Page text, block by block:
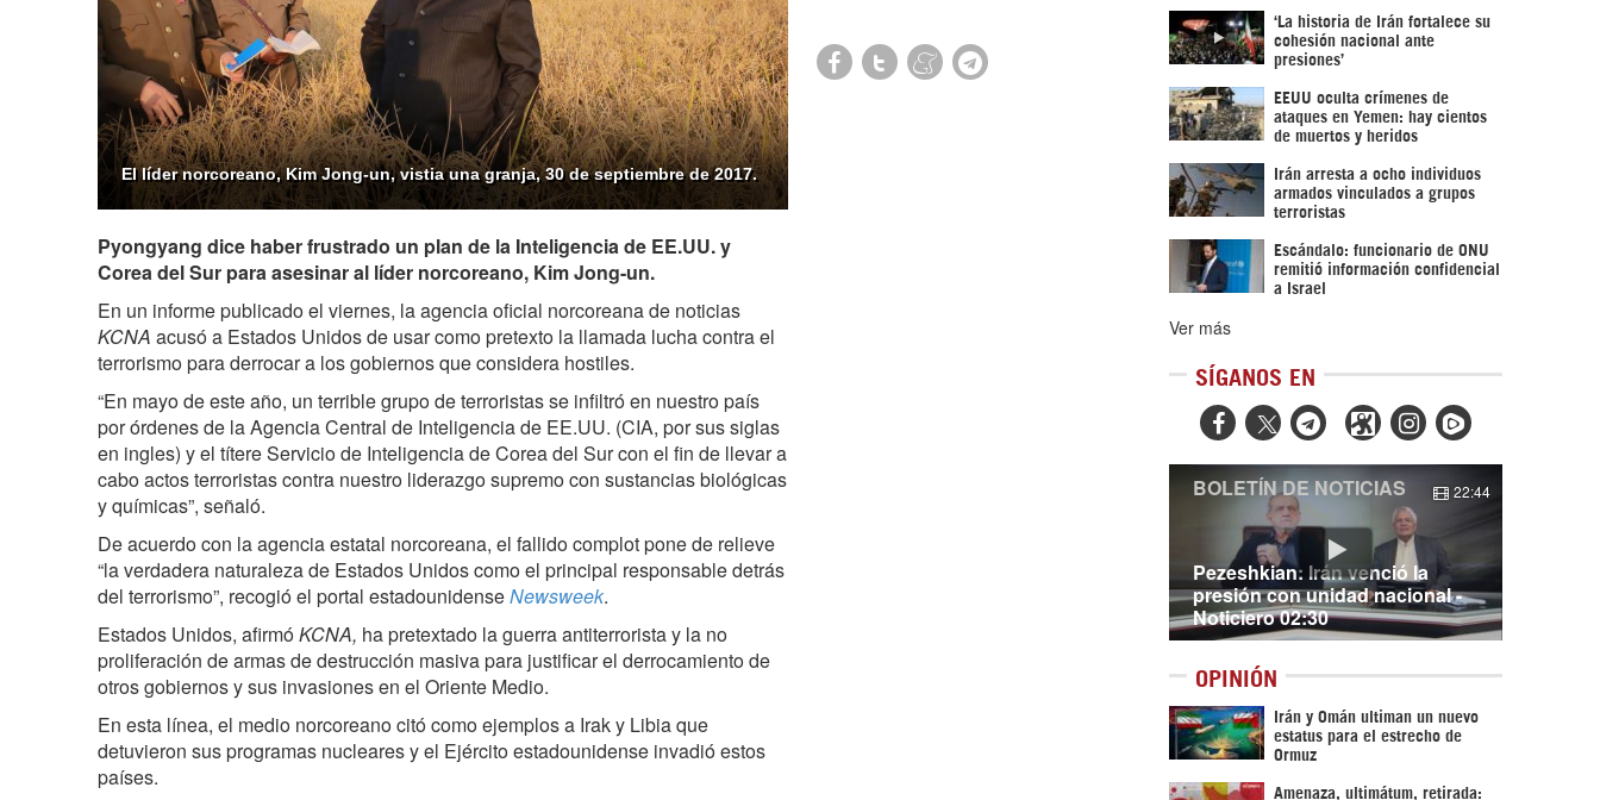
El líder norcoreano, Kim Jong-un, vistia una granja, 30 de septiembre de 2017.
Pyongyang dice haber frustrado un plan de la Inteligencia de EE.UU. y
Corea del Sur para asesinar al líder norcoreano, Kim Jong-un.
En un informe publicado el viernes, la agencia oficial norcoreana de noticias
KCNA acusó a Estados Unidos de usar como pretexto la llamada lucha contra el
terrorismo para derrocar a los gobiernos que considera hostiles.
“En mayo de este año, un terrible grupo de terroristas se infiltró en nuestro país
por órdenes de la Agencia Central de Inteligencia de EE.UU. (CIA, por sus siglas
en ingles) y el títere Servicio de Inteligencia de Corea del Sur con el fin de llevar a
cabo actos terroristas contra nuestro liderazgo supremo con sustancias biológicas
y químicas”, señaló.
De acuerdo con la agencia estatal norcoreana, el fallido complot pone de relieve
“la verdadera naturaleza de Estados Unidos como el principal responsable detrás
del terrorismo”, recogió el portal estadounidenseNewsweek.
Estados Unidos, afirmóKCNA, ha pretextado la guerra antiterrorista y la no
proliferación de armas de destrucción masiva para justificar el derrocamiento de
otros gobiernos y sus invasiones en el Oriente Medio.
En esta línea, el medio norcoreano citó como ejemplos a Irak y Libia que
detuvieron sus programas nucleares y el Ejército estadounidense invadió estos
países.
‘La historia de Irán fortalece su
cohesión nacional ante
presiones’
EEUU oculta crímenes de
ataques en Yemen: hay cientos
de muertos y heridos
Irán arresta a ocho individuos
armados vinculados a grupos
terroristas
Escándalo: funcionario de ONU
remitió información confidencial
a Israel
Ver más
SÍGANOS EN
  
Pezeshkian: Irán venció la
presión con unidad nacional -
Noticiero 02:30
BOLETÍN DE NOTICIAS 22:44
OPINIÓN
Irán y Omán ultiman un nuevo
estatus para el estrecho de
Ormuz
Amenaza, ultimátum, retirada: